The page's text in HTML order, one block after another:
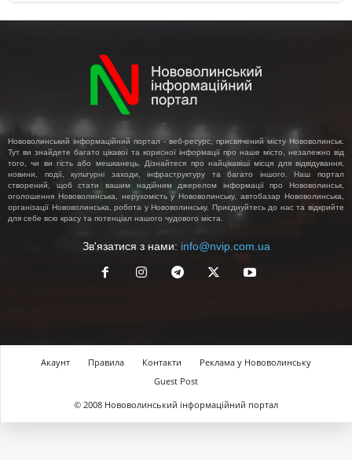
Нововолинський інформаційний портал - веб-ресурс, присвячений місту Нововолинськ.
Тут ви знайдете багато цікавої та корисної інформації про наше місто, незалежно від
того, чи ви гість або мешканець. Дізнайтеся про найцікавіші місця для відвідування,
новини, події, культурні заходи, інфраструктуру та багато іншого. Наш портал
створений, щоб стати вашим надійним джерелом інформації про Нововолинськ,
оголошення Нововолинська, нерухомість у Нововолинську, автобазар Нововолинська,
організації Нововолинська, робота у Нововолинську. Приєднуйтесь до нас та відкрийте
для себе всю красу та потенціал нашого чудового міста.
Зв'язатися з нами: info@nvip.com.ua
Акаунт Правила Контакти
Реклама у Нововолинську
Guest Post
© 2008 Нововолинський інформаційний портал